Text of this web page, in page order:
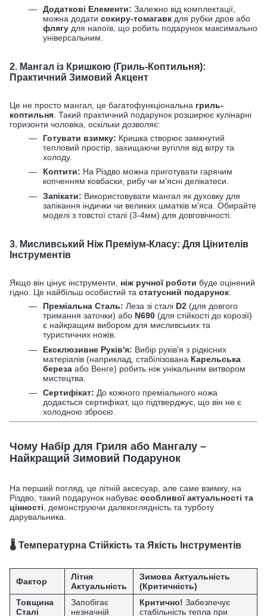
Додаткові Елементи: Залежно від комплектації,
можна додати сокиру-томагавк для рубки дров або
флягу для напоїв, що робить подарунок максимально
універсальним.
2. Мангал із Кришкою (Гриль-Коптильня):
Практичний Зимовий Акцент
Це не просто мангал, це багатофункціональна гриль-
коптильня . Такий практичний подарунок розширює кулінарні
горизонти чоловіка, оскільки дозволяє:
Готувати взимку: Кришка створює замкнутий
тепловий простір, захищаючи вугілля від вітру та
холоду.
Коптити: На Різдво можна приготувати гарячим
копченням ковбаски, рибу чи м'ясні делікатеси.
Запікати: Використовувати мангал як духовку для
запікання індички чи великих шматків м'яса. Обирайте
моделі з товстої сталі (3-4мм) для довговічності.
3. Мисливський Ніж Преміум-Класу: Для Цінителів
Інструментів
Якщо він цінує інструменти, ніж ручної роботи буде оцінений
гідно. Це найбільш особистий та статусний подарунок:
Преміальна Сталь: Леза зі сталі D2 (для довгого
тримання заточки) або N690 (для стійкості до корозії)
є найкращим вибором для мисливських та
туристичних ножів.
Ексклюзивне Руків'я: Вибір руків'я з рідкісних
матеріалів (наприклад, стабілізована Карельська
береза або Венге) робить ніж унікальним витвором
мистецтва.
Сертифікат: До кожного преміального ножа
додається сертифікат, що підтверджує, що він не є
холодною зброєю.
Чому Набір для Гриля або Мангалу –
Найкращий Зимовий Подарунок
На перший погляд, це літній аксесуар, але саме взимку, на
Різдво, такий подарунок набуває особливої актуальності та
цінності , демонструючи далекоглядність та турботу
дарувальника.
🌡️ Температурна Стійкість та Якість Інструментів
Фактор
Літня
Актуальність
Зимова Актуальність
(Критичність)
Товщина
Сталі
Запобігає
незначній
Критично! Забезпечує
стабільність тепла при